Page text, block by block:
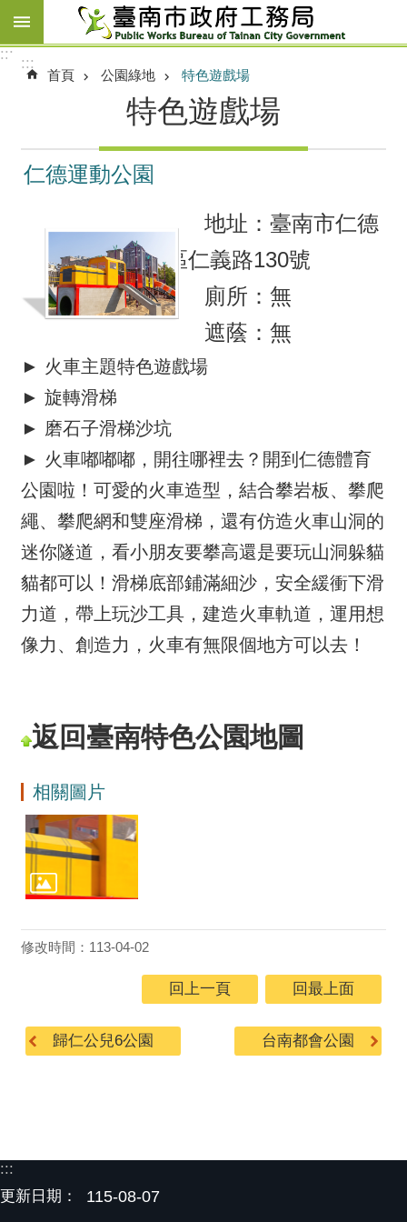
跳到主要內容區塊
:::
:::
首頁 公園綠地 特色遊戲場
特色遊戲場
仁德運動公園
地址：臺南市仁德
區仁義路130號
廁所：無
遮蔭：無
► 火車主題特色遊戲場
► 旋轉滑梯
► 磨石子滑梯沙坑
► 火車嘟嘟嘟，開往哪裡去？開到仁德體育
公園啦！可愛的火車造型，結合攀岩板、攀爬
繩、攀爬網和雙座滑梯，還有仿造火車山洞的
迷你隧道，看小朋友要攀高還是要玩山洞躲貓
貓都可以！滑梯底部鋪滿細沙，安全緩衝下滑
力道，帶上玩沙工具，建造火車軌道，運用想
像力、創造力，火車有無限個地方可以去！
返回臺南特色公園地圖
相關圖片
修改時間：113-04-02
回上一頁 回最上面
歸仁公兒6公園 台南都會公園
:::
更新日期：
115-08-07